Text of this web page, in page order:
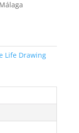
Life Drawing